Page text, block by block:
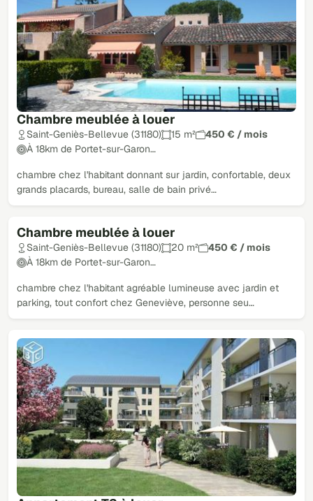
Chambre meublée à louer
Saint-Geniès-Bellevue (31180) 15 m²
450 € / mois
À 18km de Portet-sur-Garon…
chambre chez l'habitant donnant sur jardin, confortable, deux
grands placards, bureau, salle de bain privé…
Chambre meublée à louer
Saint-Geniès-Bellevue (31180) 20 m²
450 € / mois
À 18km de Portet-sur-Garon…
chambre chez l'habitant agréable lumineuse avec jardin et
parking, tout confort chez Geneviève, personne seu…